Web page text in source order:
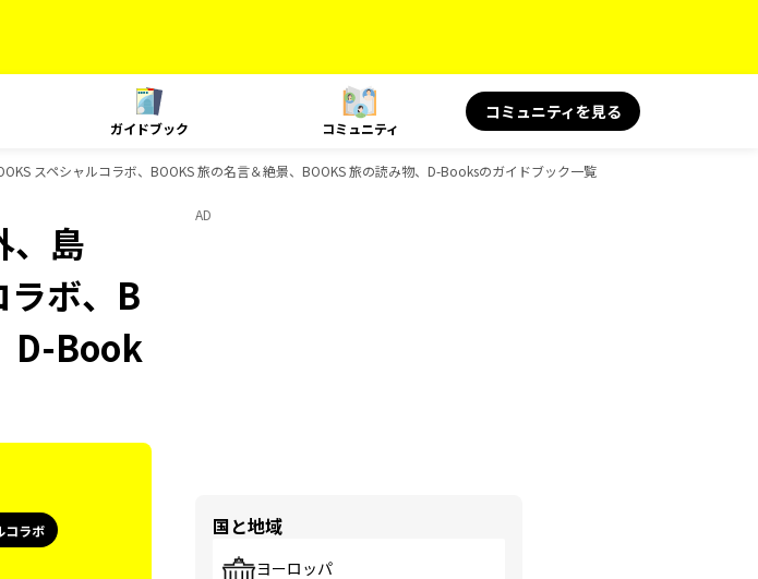
ガイドブック コミュニティ
コミュニティを見る
スペシャルコラボ、BOOKS 旅の名言＆絶景、BOOKS 旅の読み物、D-Booksのガイドブック一覧
、島
ラボ、B
D-Book
コラボ
AD
国と地域
ヨーロッパ